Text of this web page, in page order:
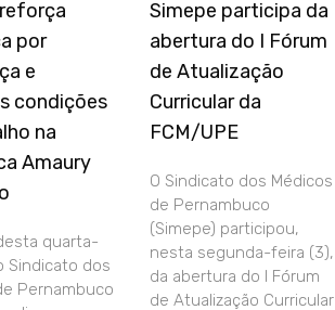
por
e
condições
na
Amaury
quarta-
Sindicato dos
Pernambuco
Simepe participa da
abertura do I Fórum
de Atualização
Curricular da
FCM/UPE
O Sindicato dos Médicos
de Pernambuco
(Simepe) participou,
nesta segunda-feira (3),
da abertura do I Fórum
de Atualização Curricular